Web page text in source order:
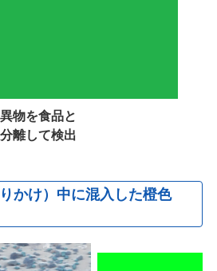
異物を食品と
分離して検出
かけ）中に混入した橙色